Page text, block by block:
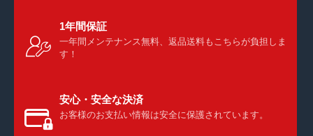
1年間保証
一年間メンテナンス無料、返品送料もこちらが負担しま
す！
安心・安全な決済
お客様のお支払い情報は安全に保護されています。